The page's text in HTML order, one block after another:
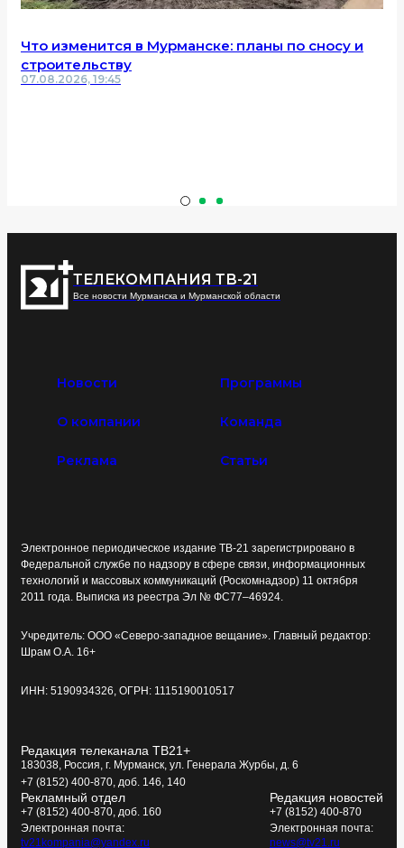
Что изменится в Мурманске: планы по сносу и
строительству
07.08.2026, 19:45
ТЕЛЕКОМПАНИЯ ТВ-21
Все новости Мурманска и Мурманской области
Новости Программы
О компании Команда
Реклама Статьи
Электронное периодическое издание ТВ-21 зарегистрировано в
Федеральной службе по надзору в сфере связи, информационных
технологий и массовых коммуникаций (Роскомнадзор) 11 октября
2011 года. Выписка из реестра Эл № ФС77–46924.
Учредитель: ООО «Северо-западное вещание». Главный редактор:
Шрам О.А. 16+
ИНН: 5190934326, ОГРН: 1115190010517
Редакция телеканала ТВ21+
183038, Россия, г. Мурманск, ул. Генерала Журбы, д. 6
+7 (8152) 400-870, доб. 146, 140
Рекламный отдел
+7 (8152) 400-870, доб. 160
Электронная почта:
tv21kompania@yandex.ru
Редакция новостей
+7 (8152) 400-870
Электронная почта:
news@tv21.ru